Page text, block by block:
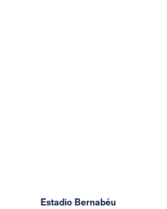
Estadio Bernabéu